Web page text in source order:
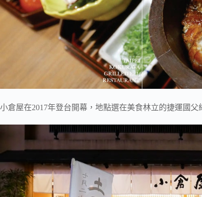
小倉屋在2017年登台開幕，地點選在美食林立的捷運國父